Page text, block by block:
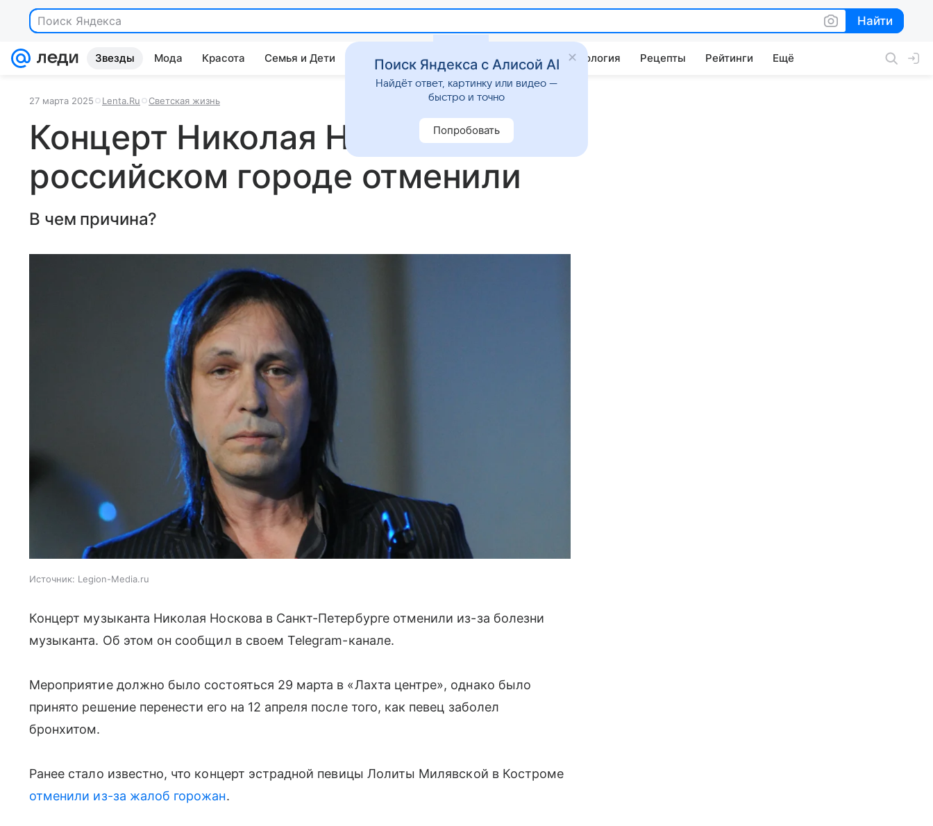
Поиск Яндекса Найти
Найти
Звезды Мода Красота Семья и Дети Дом Гороскопы Стиль жизни Психология Рецепты Рейтинги Ещё
27 марта 2025 Lenta.Ru Светская жизнь
Концерт Николая Носкова в
российском городе отменили
В чем причина?
Источник: Legion-Media.ru
Концерт музыканта Николая Носкова в Санкт-Петербурге отменили из-за болезни
музыканта. Об этом он сообщил в своем Telegram-канале.
Мероприятие должно было состояться 29 марта в «Лахта центре», однако было
принято решение перенести его на 12 апреля после того, как певец заболел
бронхитом.
Ранее стало известно, что концерт эстрадной певицы Лолиты Милявской в Костроме
отменили из-за жалоб горожан.
Поиск Яндекса с Алисой AI
Найдёт ответ, картинку или видео —
быстро и точно
Попробовать